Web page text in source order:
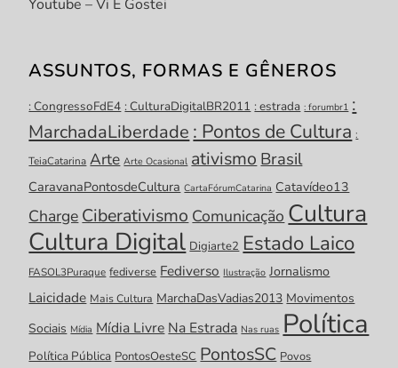
Youtube – Vi E Gostei
ASSUNTOS, FORMAS E GÊNEROS
: CongressoFdE4 : CulturaDigitalBR2011 : estrada : forumbr1 :
MarchadaLiberdade : Pontos de Cultura :
TeiaCatarina Arte Arte Ocasional ativismoBrasil
CaravanaPontosdeCultura CartaFórumCatarina Catavídeo13
ChargeCiberativismoComunicação Cultura
Cultura Digital Digiarte2 Estado Laico
FASOL3Puraque fediverse Fediverso Ilustração Jornalismo
Laicidade Mais Cultura MarchaDasVadias2013 Movimentos
Sociais Mídia Mídia LivreNa Estrada Nas ruas Política
Política Pública PontosOesteSC PontosSC Povos